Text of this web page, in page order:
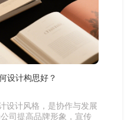
设计构思好？
设计风格，是协作与发展
司提高品牌形象，宣传